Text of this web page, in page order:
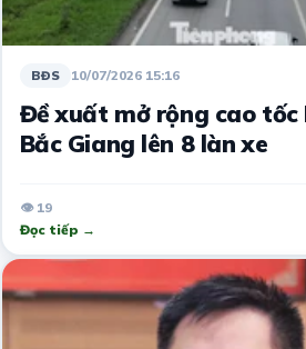
BĐS 10/07/2026 15:16
Đề xuất mở rộng cao tốc
Bắc Giang lên 8 làn xe
👁 19
Đọc tiếp →